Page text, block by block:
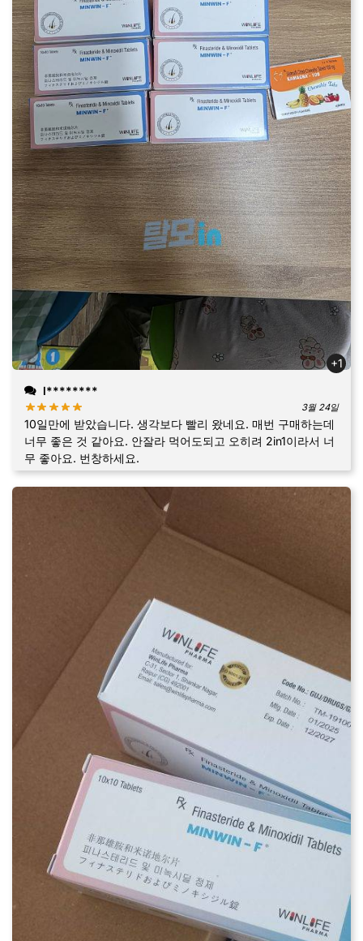
+1
l********
3월 24일
10일만에 받았습니다. 생각보다 빨리 왔네요. 매번 구매하는데
너무 좋은 것 같아요. 안잘라 먹어도되고 오히려 2in1이라서 너
무 좋아요. 번창하세요.